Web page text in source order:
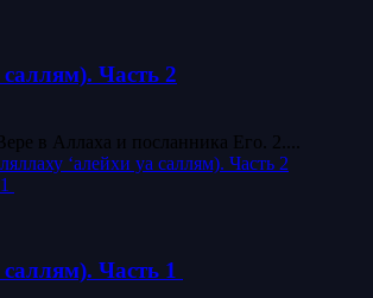
Часть 2
в Аллаха и посланника Его. 2....
‘алейхи уа саллям). Часть 2
Часть 1